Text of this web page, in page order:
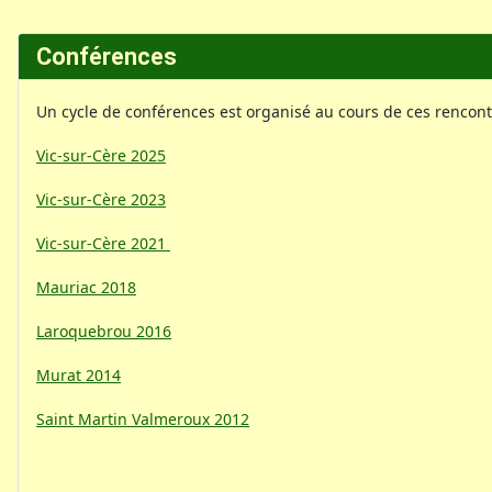
Conférences
Un cycle de conférences est organisé au cours de ces
Vic-sur-Cère 2025
Vic-sur-Cère 2023
Vic-sur-Cère 2021
Mauriac 2018
Laroquebrou 2016
Murat 2014
Saint Martin Valmeroux 2012